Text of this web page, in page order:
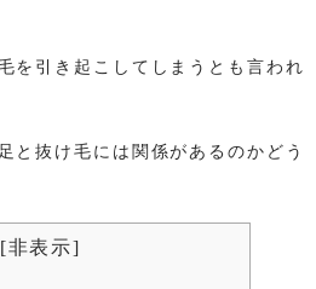
を引き起こしてしまうとも言われ
と抜け毛には関係があるのかどう
[非表示]